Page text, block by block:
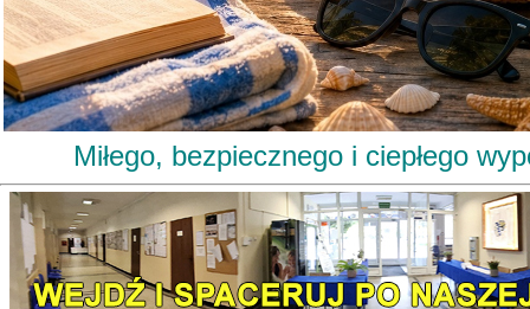
Miłego, bezpiecznego i ciepłego